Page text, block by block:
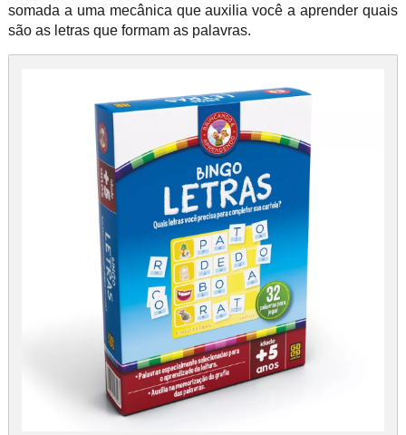
somada a uma mecânica que auxilia você a aprender quais
são as letras que formam as palavras.